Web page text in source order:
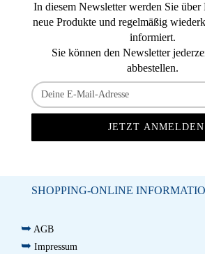
In diesem Newsletter werden Sie über
neue Produkte und regelmäßig
informiert.
Sie können den Newsletter
abbestellen.
SHOPPING-ONLINE
➥ AGB
➥ Impressum